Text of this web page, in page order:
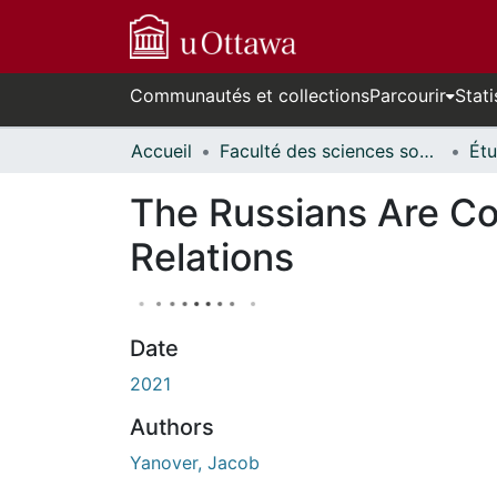
Communautés et collectionsParcourir
Accueil Faculté des sciences sociales // Faculty of Social Sciences
The Russians Are
Relations
Date
2021
Authors
Yanover, Jacob